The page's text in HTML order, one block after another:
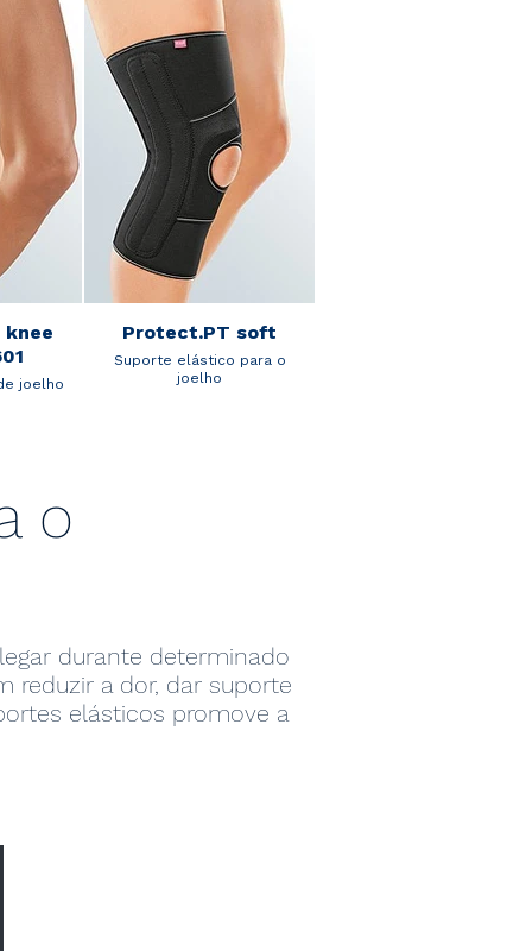
joelho
Protect.PT soft
Suporte elástico para o
joelho
o
durante determinado
reduzir a dor, dar suporte
elásticos promove a